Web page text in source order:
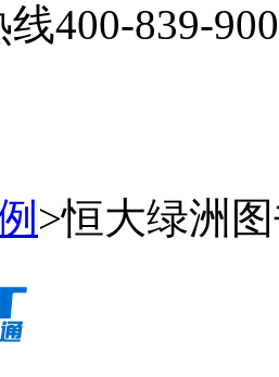
线400-839-
>恒大绿洲